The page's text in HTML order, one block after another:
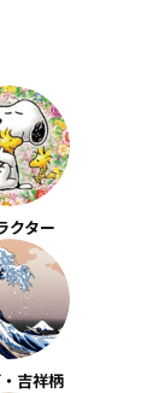
クター
吉祥柄